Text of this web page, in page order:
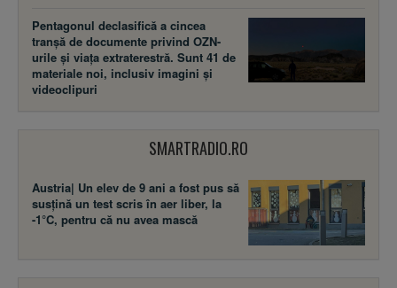
Pentagonul declasifică a cincea
tranșă de documente privind OZN-
urile și viața extraterestră. Sunt 41 de
materiale noi, inclusiv imagini și
videoclipuri
SMARTRADIO.RO
Austria| Un elev de 9 ani a fost pus să
susţină un test scris în aer liber, la
-1°C, pentru că nu avea mască